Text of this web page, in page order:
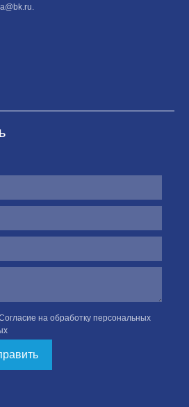
.
на обработку персональных